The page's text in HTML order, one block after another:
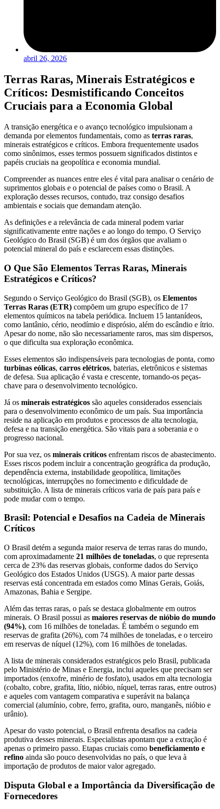
abril 26, 2026
Terras Raras, Minerais Estratégicos e
Críticos: Desmistificando Conceitos
Cruciais para a Economia Global
A transição energética e o avanço tecnológico impulsionam a
demanda por elementos fundamentais, como as terras raras,
minerais estratégicos e críticos. Embora frequentemente usados
como sinônimos, esses termos possuem significados distintos e
papéis cruciais na geopolítica e economia mundial.
Compreender as nuances entre eles é vital para analisar o cenário de
suprimentos globais e o potencial de países como o Brasil. A
exploração desses recursos, contudo, traz consigo desafios
ambientais e sociais que demandam atenção.
As definições e a relevância de cada mineral podem variar
significativamente entre nações e ao longo do tempo. O Serviço
Geológico do Brasil (SGB) é um dos órgãos que avaliam o
potencial mineral do país e esclarecem essas distinções.
O Que São Elementos Terras Raras, Minerais
Estratégicos e Críticos?
Segundo o Serviço Geológico do Brasil (SGB), os Elementos
Terras Raras (ETR) compõem um grupo específico de 17
elementos químicos na tabela periódica. Incluem 15 lantanídeos,
como lantânio, cério, neodímio e disprósio, além do escândio e ítrio.
Apesar do nome, não são necessariamente raros, mas sim dispersos,
o que dificulta sua exploração econômica.
Esses elementos são indispensáveis para tecnologias de ponta, como
turbinas eólicas, carros elétricos, baterias, eletrônicos e sistemas
de defesa. Sua aplicação é vasta e crescente, tornando-os peças-
chave para o desenvolvimento tecnológico.
Já os minerais estratégicos são aqueles considerados essenciais
para o desenvolvimento econômico de um país. Sua importância
reside na aplicação em produtos e processos de alta tecnologia,
defesa e na transição energética. São vitais para a soberania e o
progresso nacional.
Por sua vez, os minerais críticos enfrentam riscos de abastecimento.
Esses riscos podem incluir a concentração geográfica da produção,
dependência externa, instabilidade geopolítica, limitações
tecnológicas, interrupções no fornecimento e dificuldade de
substituição. A lista de minerais críticos varia de país para país e
pode mudar com o tempo.
Brasil: Potencial e Desafios na Cadeia de Minerais
Críticos
O Brasil detém a segunda maior reserva de terras raras do mundo,
com aproximadamente 21 milhões de toneladas, o que representa
cerca de 23% das reservas globais, conforme dados do Serviço
Geológico dos Estados Unidos (USGS). A maior parte dessas
reservas está concentrada em estados como Minas Gerais, Goiás,
Amazonas, Bahia e Sergipe.
Além das terras raras, o país se destaca globalmente em outros
minerais. O Brasil possui as maiores reservas de nióbio do mundo
(94%), com 16 milhões de toneladas. É também o segundo em
reservas de grafita (26%), com 74 milhões de toneladas, e o terceiro
em reservas de níquel (12%), com 16 milhões de toneladas.
A lista de minerais considerados estratégicos pelo Brasil, publicada
pelo Ministério de Minas e Energia, inclui aqueles que precisam ser
importados (enxofre, minério de fosfato), usados em alta tecnologia
(cobalto, cobre, grafita, lítio, nióbio, níquel, terras raras, entre outros)
e aqueles com vantagem comparativa e superávit na balança
comercial (alumínio, cobre, ferro, grafita, ouro, manganês, nióbio e
urânio).
Apesar do vasto potencial, o Brasil enfrenta desafios na cadeia
produtiva desses minerais. Especialistas apontam que a extração é
apenas o primeiro passo. Etapas cruciais como beneficiamento e
refino ainda são pouco desenvolvidas no país, o que leva à
importação de produtos de maior valor agregado.
Disputa Global e a Importância da Diversificação de
Fornecedores